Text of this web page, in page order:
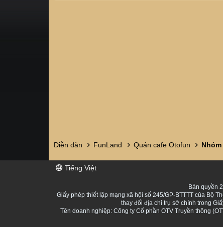
Diễn đàn FunLand Quán cafe Otofun
Tiếng Việt
Bản quyền
Giấy phép thiết lập mạng xã hội số 245/GP-BTTTT của Bộ
thay đổi địa chỉ trụ sở chính trong
Tên doanh nghiệp: Công ty Cổ phần OTV Truyền thông